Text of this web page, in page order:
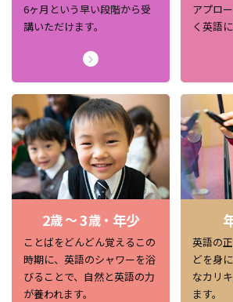
6ヶ月という早い段階から受
講いただけます。
アプロ
く英語
2歳 ～3歳・ 年少
ことばをどんどん覚えるこの
時期に、英語のシャワーを浴
びることで、自然と英語の力
が養われます。
英語の
どを身
なカリ
ます。